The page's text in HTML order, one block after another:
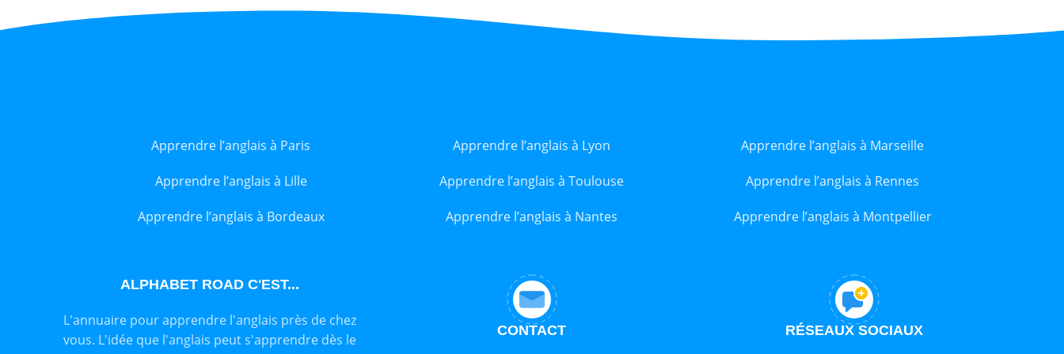
Apprendre l’anglais à Paris Apprendre l’anglais à Lyon Apprendre l’anglais à Marseille
Apprendre l’anglais à Lille Apprendre l’anglais à Toulouse Apprendre l’anglais à Rennes
Apprendre l’anglais à Bordeaux Apprendre l’anglais à Nantes Apprendre l’anglais à Montpellier
ALPHABET ROAD C'EST...
L'annuaire pour apprendre l'anglais près de chez
vous. L'idée que l'anglais peut s'apprendre dès le
CONTACT RÉSEAUX SOCIAUX